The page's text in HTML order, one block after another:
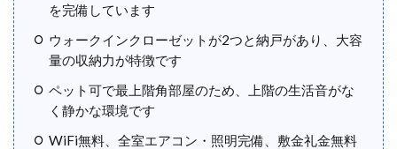
を完備しています
ウォークインクローゼットが2つと納戸があり、大容
量の収納力が特徴です
ペット可で最上階角部屋のため、上階の生活音がな
く静かな環境です
WiFi無料、全室エアコン・照明完備、敷金礼金無料